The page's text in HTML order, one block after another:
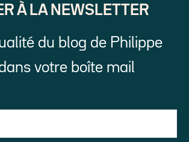
À LA NEWSLETTER
du blog de Philippe
votre boîte mail